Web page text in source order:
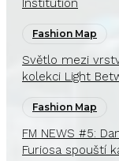
Institution
Fashion Map
Světlo mezi
kolekci Light
Fashion Map
FM NEWS #5:
Furiosa spouští